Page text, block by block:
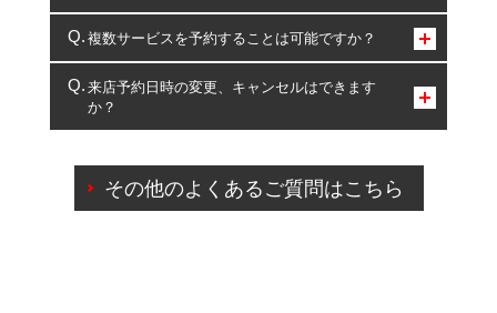
コクピット・タイヤ館のみとなります。
複数サービスを予約することは可能ですか？
複数サービスのご予約は可能です。
一部の商品・サービスの組み合わせに限り、同時にご予約が
出来ないものもございます。
来店予約日時の変更、キャンセルはできます
か？
ご来店予約日の3営業日前を過ぎている場合のご予約
の日時変更につきましては、直接ご予約の店舗まで
その他のよくあるご質問はこちら